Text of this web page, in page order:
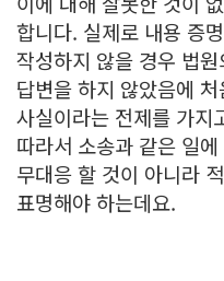
합니다. 실제로 내용 증
작성하지 않을 경우 법
답변을 하지 않았음에
사실이라는 전제를 가지
따라서 소송과 같은 일
무대응 할 것이 아니라
표명해야 하는데요.